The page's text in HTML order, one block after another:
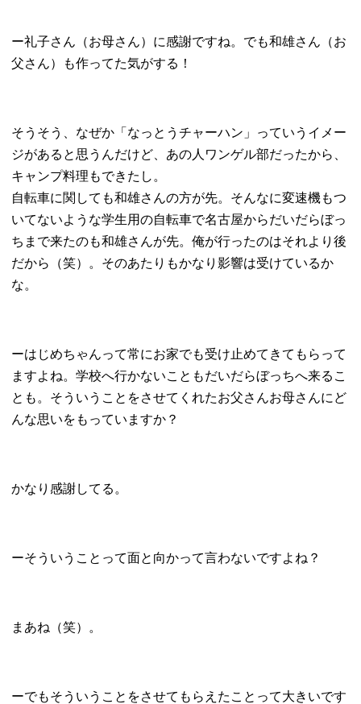
ー礼子さん（お母さん）に感謝ですね。でも和雄さん（お
父さん）も作ってた気がする！
そうそう、なぜか「なっとうチャーハン」っていうイメー
ジがあると思うんだけど、あの人ワンゲル部だったから、
キャンプ料理もできたし。
自転車に関しても和雄さんの方が先。そんなに変速機もつ
いてないような学生用の自転車で名古屋からだいだらぼっ
ちまで来たのも和雄さんが先。俺が行ったのはそれより後
だから（笑）。そのあたりもかなり影響は受けているか
な。
ーはじめちゃんって常にお家でも受け止めてきてもらって
ますよね。学校へ行かないこともだいだらぼっちへ来るこ
とも。そういうことをさせてくれたお父さんお母さんにど
んな思いをもっていますか？
かなり感謝してる。
ーそういうことって面と向かって言わないですよね？
まあね（笑）。
ーでもそういうことをさせてもらえたことって大きいです